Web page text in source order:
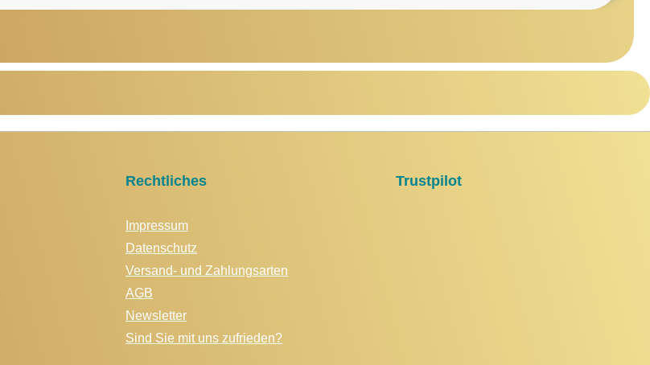
Rechtliches
Impressum
Datenschutz
Versand- und Zahlungsarten
AGB
Newsletter
Sind Sie mit uns zufrieden?
Trustpilot